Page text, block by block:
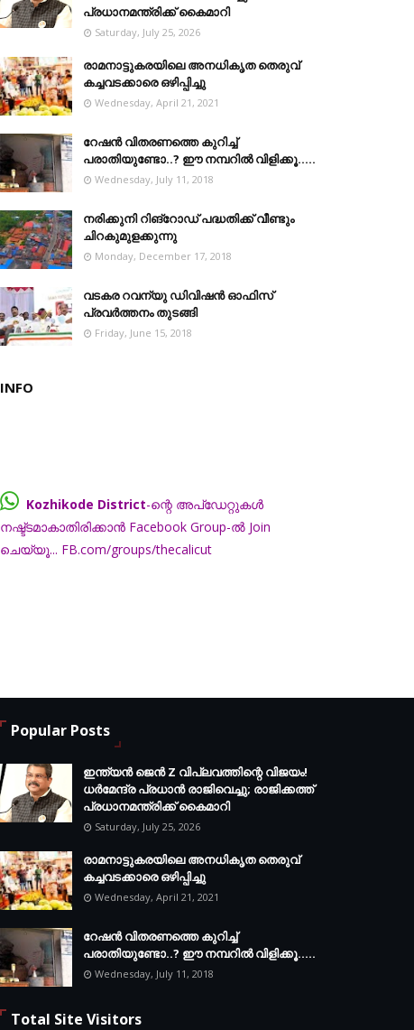
പ്രധാനമന്ത്രിക്ക് കൈമാറി
Saturday, July 25, 2026
രാമനാട്ടുകരയിലെ അനധികൃത തെരുവ്
കച്ചവടക്കാരെ ഒഴിപ്പിച്ചു
Wednesday, April 21, 2021
റേഷൻ വിതരണത്തെ കുറിച്ച്
പരാതിയുണ്ടോ..? ഈ നമ്പറില്‍ വിളിക്കൂ.....
Wednesday, July 11, 2018
നരിക്കുനി റിങ്റോഡ് പദ്ധതിക്ക് വീണ്ടും
ചിറകുമുളക്കുന്നു
Monday, December 17, 2018
വടകര റവന്യു ഡിവിഷൻ ഓഫിസ്
പ്രവർത്തനം തുടങ്ങി
Friday, June 15, 2018
INFO
Kozhikode District
-ന്റെ അപ്ഡേറ്റുകൾ
നഷ്ട്ടമാകാതിരിക്കാൻ Facebook Group-ൽ Join
ചെയ്യൂ... FB.com/groups/thecalicut
Popular Posts
ഇന്ത്യൻ ജെൻ Z വിപ്ലവത്തിന്റെ വിജയം!
ധർമേന്ദ്ര പ്രധാൻ രാജിവെച്ചു; രാജിക്കത്ത്
പ്രധാനമന്ത്രിക്ക് കൈമാറി
Saturday, July 25, 2026
രാമനാട്ടുകരയിലെ അനധികൃത തെരുവ്
കച്ചവടക്കാരെ ഒഴിപ്പിച്ചു
Wednesday, April 21, 2021
റേഷൻ വിതരണത്തെ കുറിച്ച്
പരാതിയുണ്ടോ..? ഈ നമ്പറില്‍ വിളിക്കൂ.....
Wednesday, July 11, 2018
Total Site Visitors